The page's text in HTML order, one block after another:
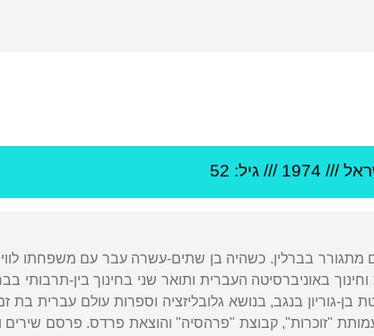
///
1974 /// גיל: 52
כיום מתגורר בברלין. כשהיה בן שתים-עשרה עבר עם משפחתו
בן-גוריון בנגב, בנושא גלובליזציה וספרות עולם עברית
"זוכרות", קבוצת "פרהסיה" והוצאת פרדס. פרסם